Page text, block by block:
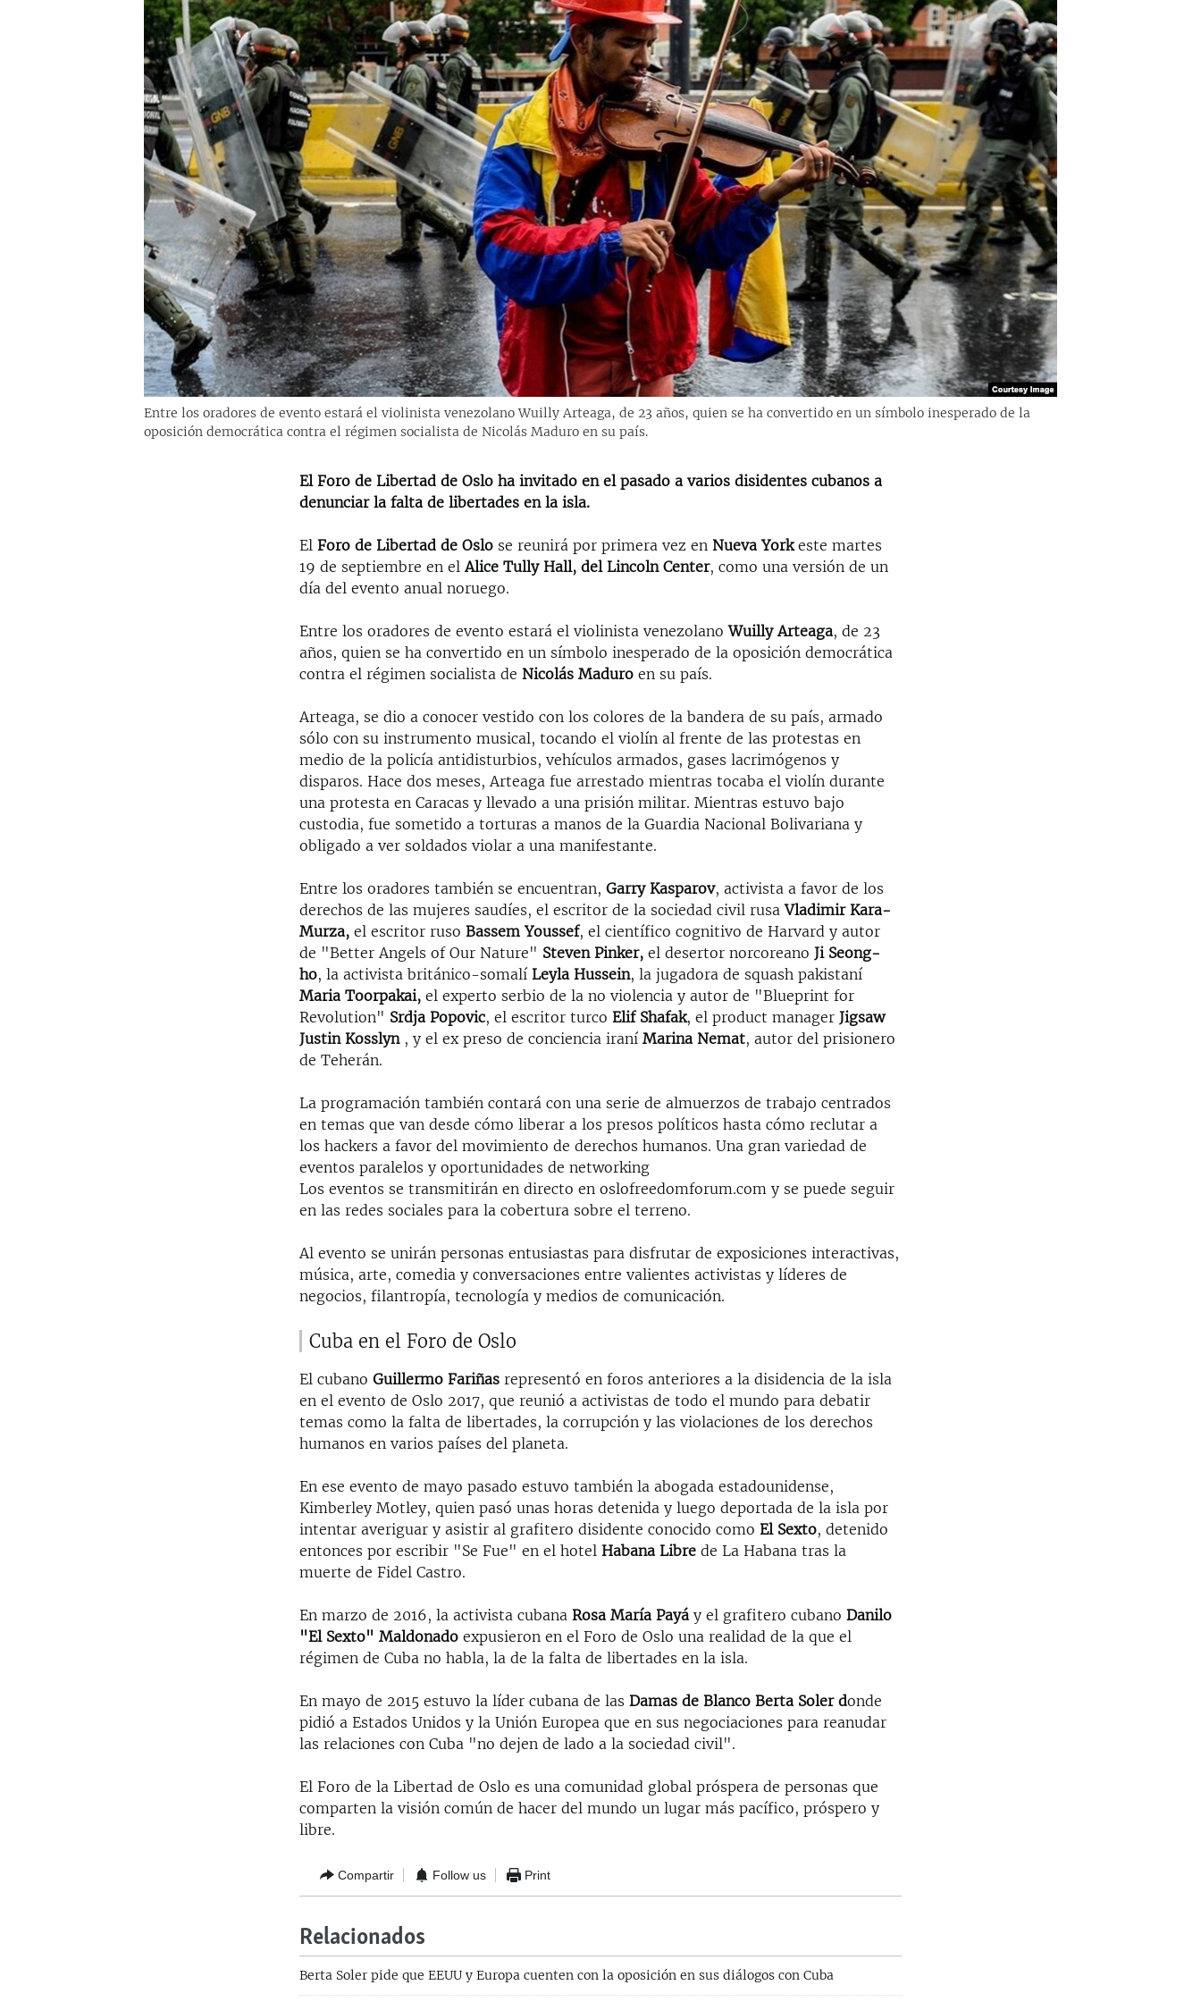
LA REALIDAD DE LA VIVIENDA EN
SER VIEJO EN CUBA
LOS SANTOS DE HIALEAH
DESINFORMACIÓN RUSA EN
LA INVASIÓN DE RUSIA A UCRANIA
Entre los oradores de evento estará el violinista venezolano Wuilly Arteaga, de 23 años, quien se ha convertido en un símbolo inesperado de la
oposición democrática contra el régimen socialista de Nicolás Maduro en su país.
El Foro de Libertad de Oslo ha invitado en el pasado a varios disidentes cubanos a
denunciar la falta de libertades en la isla.
ElForo de Libertad de Oslo se reunirá por primera vez en Nueva Yorkeste martes
19 de septiembre en elAlice Tully Hall, del Lincoln Center, como una versión de un
día del evento anual noruego.
Entre los oradores de evento estará el violinista venezolanoWuilly Arteaga, de 23
años, quien se ha convertido en un símbolo inesperado de la oposición democrática
contra el régimen socialista de Nicolás Maduro en su país.
Arteaga, se dio a conocer vestido con los colores de la bandera de su país, armado
sólo con su instrumento musical, tocando el violín al frente de las protestas en
medio de la policía antidisturbios, vehículos armados, gases lacrimógenos y
disparos. Hace dos meses, Arteaga fue arrestado mientras tocaba el violín durante
una protesta en Caracas y llevado a una prisión militar. Mientras estuvo bajo
custodia, fue sometido a torturas a manos de la Guardia Nacional Bolivariana y
obligado a ver soldados violar a una manifestante.
Entre los oradores también se encuentran,Garry Kasparov, activista a favor de los
derechos de las mujeres saudíes, el escritor de la sociedad civil rusaVladimir Kara-
Murza, el escritor rusoBassem Youssef, el científico cognitivo de Harvard y autor
de "Better Angels of Our Nature" Steven Pinker,el desertor norcoreanoJi Seong-
ho, la activista británico-somalíLeyla Hussein, la jugadora de squash pakistaní
Maria Toorpakai, el experto serbio de la no violencia y autor de "Blueprint for
Revolution" Srdja Popovic, el escritor turcoElif Shafak, el product managerJigsaw
Justin Kosslyn , y el ex preso de conciencia iraníMarina Nemat, autor del prisionero
de Teherán.
La programación también contará con una serie de almuerzos de trabajo centrados
en temas que van desde cómo liberar a los presos políticos hasta cómo reclutar a
los hackers a favor del movimiento de derechos humanos. Una gran variedad de
eventos paralelos y oportunidades de networking
Los eventos se transmitirán en directo en oslofreedomforum.com y se puede seguir
en las redes sociales para la cobertura sobre el terreno.
Al evento se unirán personas entusiastas para disfrutar de exposiciones interactivas,
música, arte, comedia y conversaciones entre valientes activistas y líderes de
negocios, filantropía, tecnología y medios de comunicación.
Cuba en el Foro de Oslo
El cubanoGuillermo Fariñas representó en foros anteriores a la disidencia de la isla
en el evento de Oslo 2017, que reunió a activistas de todo el mundo para debatir
temas como la falta de libertades, la corrupción y las violaciones de los derechos
humanos en varios países del planeta.
En ese evento de mayo pasado estuvo también la abogada estadounidense,
Kimberley Motley, quien pasó unas horas detenida y luego deportada de la isla por
intentar averiguar y asistir al grafitero disidente conocido comoEl Sexto, detenido
entonces por escribir "Se Fue" en el hotelHabana Libre de La Habana tras la
muerte de Fidel Castro.
En marzo de 2016, la activista cubanaRosa María Payáy el grafitero cubanoDanilo
"El Sexto" Maldonado expusieron en el Foro de Oslo una realidad de la que el
régimen de Cuba no habla, la de la falta de libertades en la isla.
En mayo de 2015 estuvo la líder cubana de lasDamas de Blanco Berta Soler donde
pidió a Estados Unidos y la Unión Europea que en sus negociaciones para reanudar
las relaciones con Cuba "no dejen de lado a la sociedad civil".
El Foro de la Libertad de Oslo es una comunidad global próspera de personas que
comparten la visión común de hacer del mundo un lugar más pacífico, próspero y
libre.
Compartir Follow us Print
Relacionados
Berta Soler pide que EEUU y Europa cuenten con la oposición en sus diálogos con Cuba